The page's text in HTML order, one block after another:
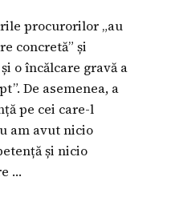
procurorilor „au
concretă” și
o încălcare gravă a
De asemenea, a
pe cei care-l
am avut nicio
și nicio
…